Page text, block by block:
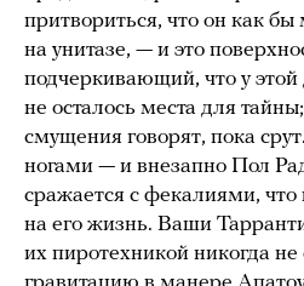
притвориться, что он как
на унитазе, — и это
подчеркивающий, что у
не осталось места для
смущения говорят, пока
ногами — и внезапно Пол
сражается с фекалиями, что
на его жизнь. Ваши
их пиротехникой никогда не